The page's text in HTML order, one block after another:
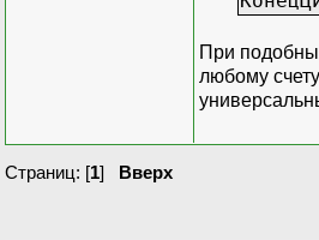
При
любому
Страниц: [1] Вверх